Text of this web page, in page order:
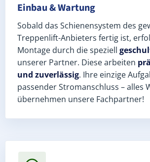
Einbau & Wartung
Sobald das Schienensystem des
Treppenlift-Anbieters fertig ist,
Montage durch die speziell
unserer Partner. Diese arbeiten
und zuverlässig. Ihre einzige
passender Stromanschluss – alles
übernehmen unsere Fachpartner!